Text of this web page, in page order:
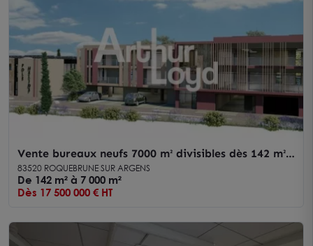
Vente bureaux neufs 7000 m² divisibles dès 142 m² -
Roquebrune sur Argens
83520 ROQUEBRUNE SUR ARGENS
De 142 m² à 7 000 m²
Dès 17 500 000 € HT